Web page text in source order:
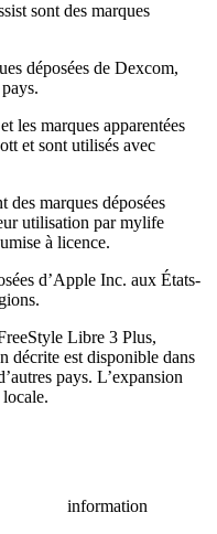
sont des marques
déposées de Dexcom,
les marques apparentées
et sont utilisés avec
marques déposées
utilisation par mylife
à licence.
d’Apple Inc. aux États-
Libre 3 Plus,
est disponible dans
pays. L’expansion
information